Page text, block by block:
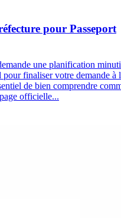
pour Passeport
une planification
finaliser votre demande à
de bien comprendre
officielle...